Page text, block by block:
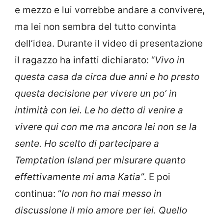
e mezzo e lui vorrebbe andare a convivere,
ma lei non sembra del tutto convinta
dell’idea. Durante il video di presentazione
il ragazzo ha infatti dichiarato: “Vivo in
questa casa da circa due anni e ho presto
questa decisione per vivere un po’ in
intimità con lei. Le ho detto di venire a
vivere qui con me ma ancora lei non se la
sente. Ho scelto di partecipare a
Temptation Island per misurare quanto
effettivamente mi ama Katia”. E poi
continua: “Io non ho mai messo in
discussione il mio amore per lei. Quello